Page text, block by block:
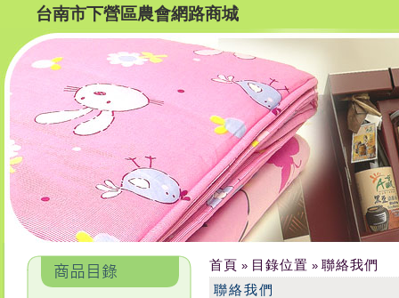
台南市下營區農會網路商城
首頁 » 目錄位置 » 聯絡我們
聯絡我們